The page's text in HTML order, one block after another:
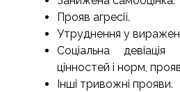
Прояв агресії.
Утруднення у
Соціальна
цінностей і норм,
Інші тривожні прояви.​